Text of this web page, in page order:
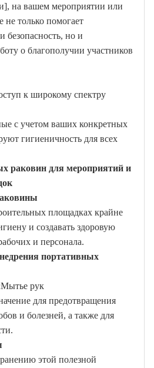
на вашем мероприятии или
не только помогает
безопасность, но и
о благополучии участников
к широкому спектру
с учетом ваших конкретных
гигиеничность для всех
раковин для мероприятий и
площадках крайне
и создавать здоровую
и персонала.
портативных
Мытье рук
для предотвращения
и болезней, а также для
этой полезной